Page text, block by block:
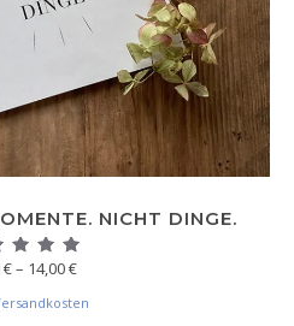
NICHT DINGE.
mit
5.00
€– 14,00€Preisspanne: 2,00 € bis 14,00